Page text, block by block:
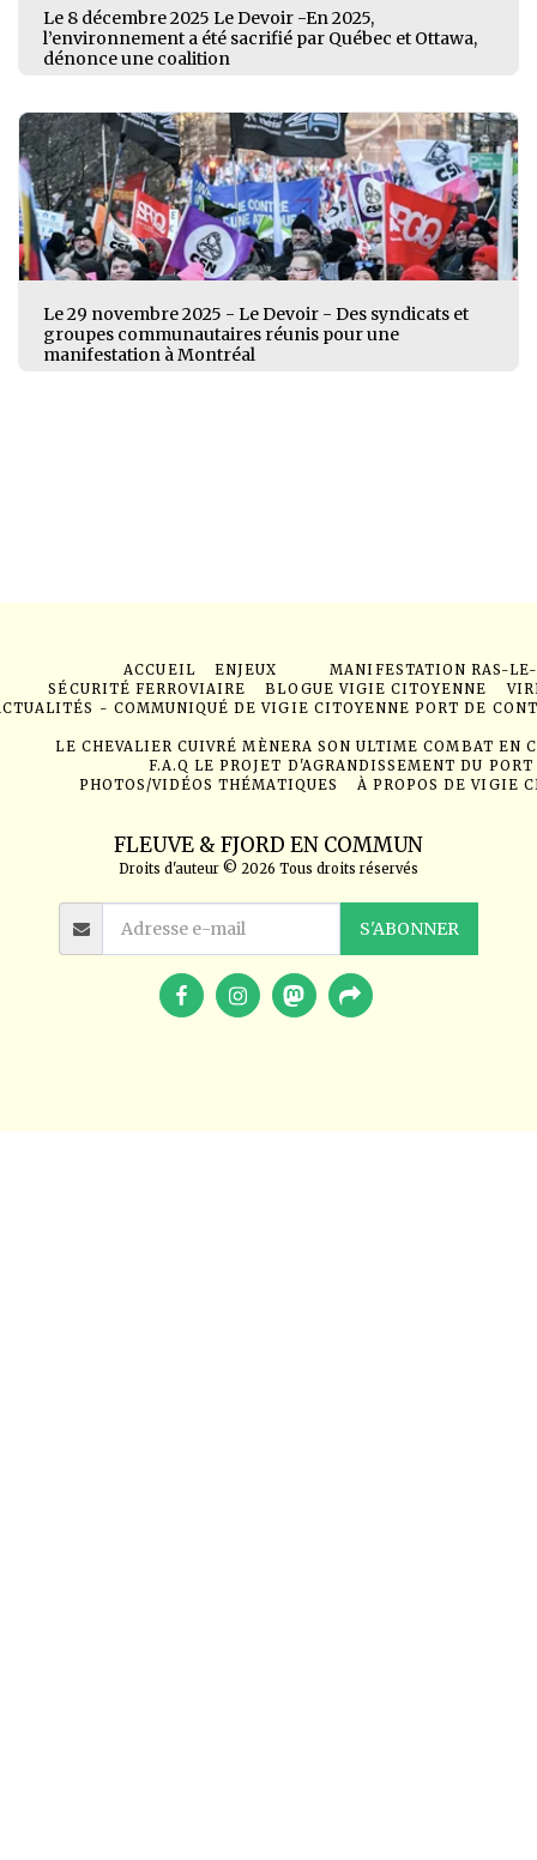
Le 8 décembre 2025 Le Devoir -En 2025,
l’environnement a été sacrifié par Québec et Ottawa,
dénonce une coalition
Le 29 novembre 2025 - Le Devoir - Des syndicats et
groupes communautaires réunis pour une
manifestation à Montréal
FLEUVE & FJORD EN COMMUN
Droits d'auteur © 2026 Tous droits réservés
ACCUEIL ENJEUX
MANIFESTATION RAS-
SÉCURITÉ FERROVIAIRE
BLOGUE VIGIE CITOYENNE
- COMMUNIQUÉ DE VIGIE CITOYENNE PORT DE
LE CHEVALIER CUIVRÉ MÈNERA SON ULTIME COMBAT EN
F.A.Q LE PROJET D'AGRANDISSEMENT DU
PHOTOS/VIDÉOS THÉMATIQUES
À PROPOS DE VIGIE
S'ABONNER